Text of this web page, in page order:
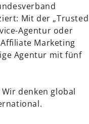
Mit der „Trusted
Agentur oder
Affiliate Marketing
Agentur mit fünf
denken global